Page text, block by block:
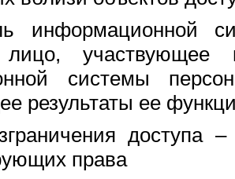
информационной
участвующее
системы
результаты ее
доступа –
права